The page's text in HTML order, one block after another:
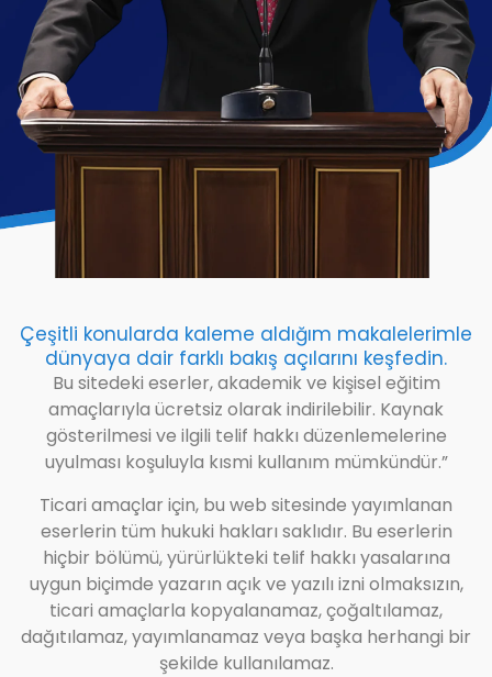
Çeşitli konularda kaleme aldığım makalelerimle
dünyaya dair farklı bakış açılarını keşfedin.
Bu sitedeki eserler, akademik ve kişisel eğitim
amaçlarıyla ücretsiz olarak indirilebilir. Kaynak
gösterilmesi ve ilgili telif hakkı düzenlemelerine
uyulması koşuluyla kısmi kullanım mümkündür.”
Ticari amaçlar için, bu web sitesinde yayımlanan
eserlerin tüm hukuki hakları saklıdır. Bu eserlerin
hiçbir bölümü, yürürlükteki telif hakkı yasalarına
uygun biçimde yazarın açık ve yazılı izni olmaksızın,
ticari amaçlarla kopyalanamaz, çoğaltılamaz,
dağıtılamaz, yayımlanamaz veya başka herhangi bir
şekilde kullanılamaz.